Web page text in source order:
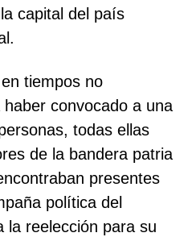
capital del país
tiempos no
convocado a una
todas ellas
de la bandera patria
presentes
política del
la reelección para su